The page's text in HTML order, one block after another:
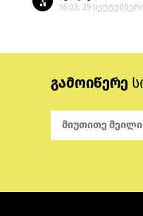
16:03, 29
გამოიწერე